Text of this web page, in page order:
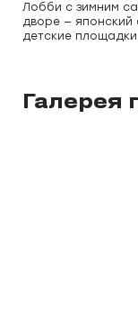
Лобби с зимним
дворе —
детские
Галерея